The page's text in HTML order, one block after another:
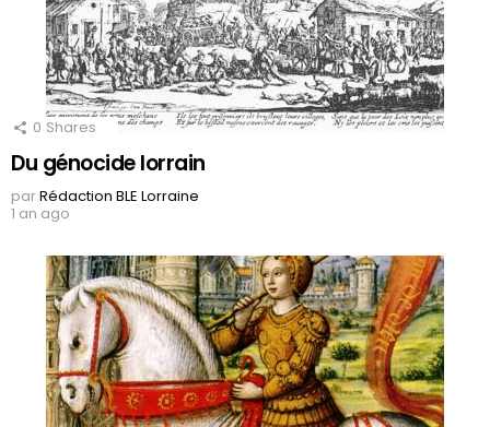
0 Shares
Du génocide lorrain
parRédaction BLE Lorraine
1 an ago